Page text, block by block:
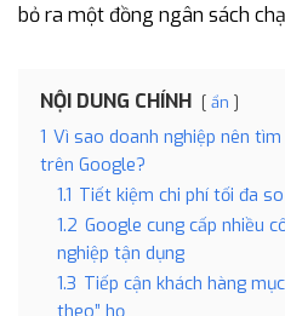
bỏ ra một đồng ngân sách
NỘI DUNG CHÍNH ẩn
1 Vì sao doanh nghiệp nên
trên Google?
1.1 Tiết kiệm chi phí tối đa
1.2 Google cung cấp nhiều
nghiệp tận dụng
1.3 Tiếp cận khách hàng